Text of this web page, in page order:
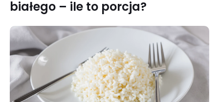
białego – ile to porcja?